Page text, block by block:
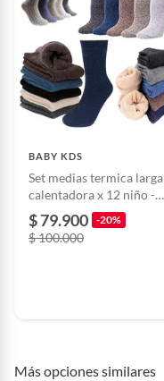
Tiro
Tipo
BABY KDS
Set medias termica larga
calentadora x 12 niño -
multicolor.
$ 79.900 -20%
$ 100.000
Más opciones similares